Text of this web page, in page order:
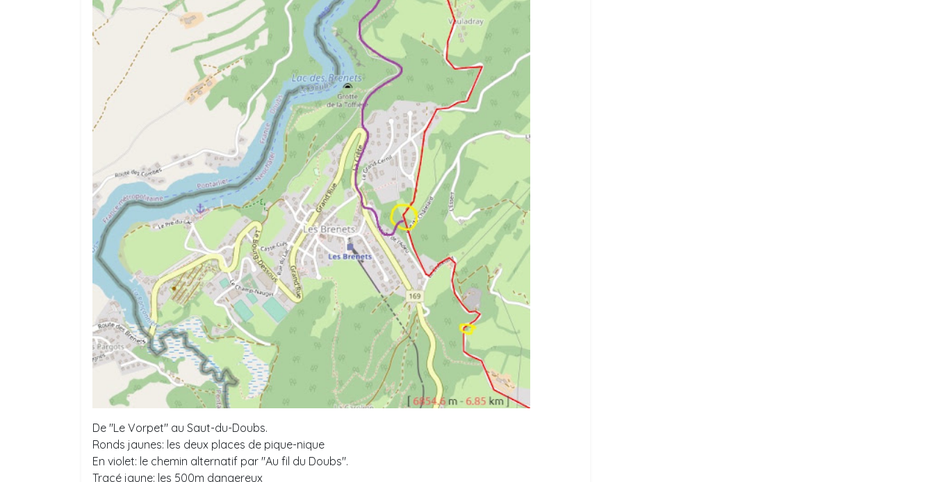
De "Le Vorpet" au Saut-du-Doubs.
Ronds jaunes: les deux places de pique-nique
En violet: le chemin alternatif par "Au fil du Doubs".
Tracé jaune: les 500m dangereux